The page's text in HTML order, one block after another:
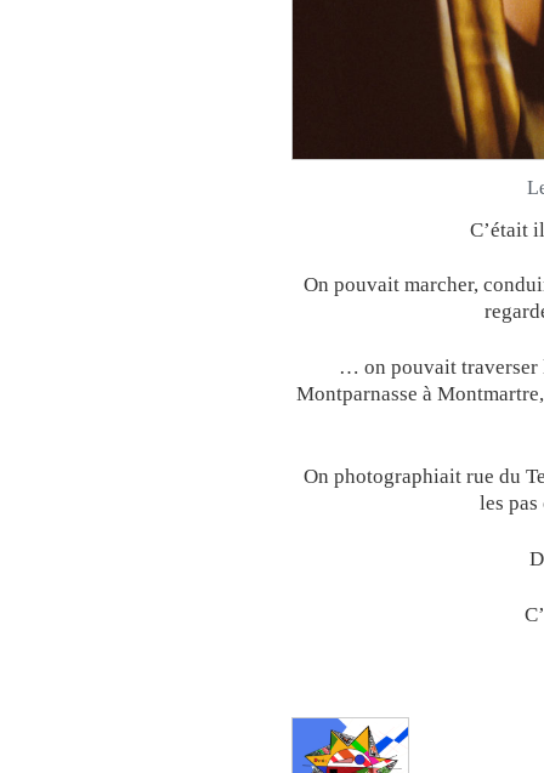
C’était
On pouvait marcher,
… on pouvait traverser
Montparnasse à
On photographiait rue du
les pas